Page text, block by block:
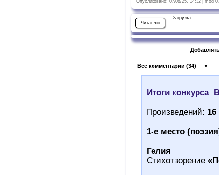
Опубликовано: 07/08/25, 14:12 | mod
Читатели
Загрузка...
Все комментарии (34): ▼
Итоги конкурса
Произведений: 16
1-е место
Гелия
Стихотворение